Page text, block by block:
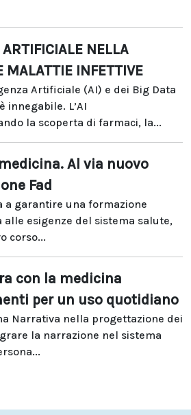
NELLA
MALATTIE INFETTIVE
Artificiale (AI) e dei Big Data
innegabile. L’AI
la scoperta di farmaci, la...
Al via nuovo
Fad
a garantire una formazione
alle esigenze del sistema salute,
corso...
con la medicina
per un uso quotidiano
Narrativa nella progettazione dei
la narrazione nel sistema